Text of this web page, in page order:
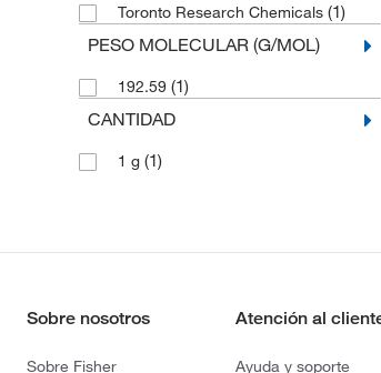
Toronto Research Chemicals (1)
PESO MOLECULAR (G/MOL)
192.59 (1)
CANTIDAD
1 g (1)
Sobre nosotros
Sobre Fisher
Atención al
Ayuda y soporte